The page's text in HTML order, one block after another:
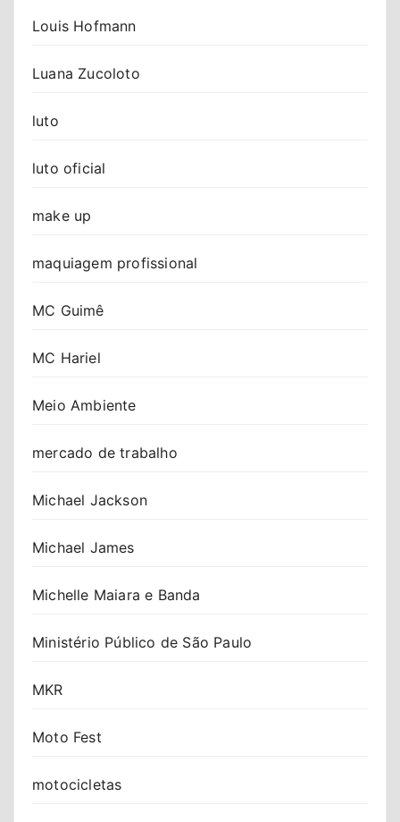
Louis Hofmann
Luana Zucoloto
luto
luto oficial
make up
maquiagem profissional
MC Guimê
MC Hariel
Meio Ambiente
mercado de trabalho
Michael Jackson
Michael James
Michelle Maiara e Banda
Ministério Público de São Paulo
MKR
Moto Fest
motocicletas